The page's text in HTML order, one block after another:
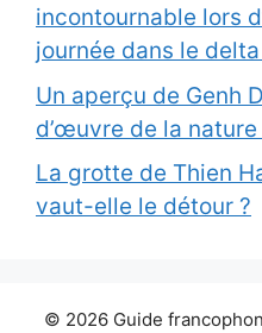
incontournable lors
journée dans le
Un aperçu de Genh
d’œuvre de la
La grotte de Thien
vaut-elle le détour ?
© 2026 Guide